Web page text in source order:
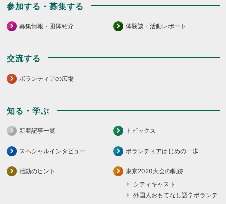
参加する・募集する
募集情報・団体紹介 体験談・活動レポート
交流する
ボランティアの広場
知る・学ぶ
新着記事一覧 トピックス
スペシャルインタビュー ボランティアはじめの一歩
活動のヒント
東京2020大会の軌跡
シティキャスト
外国人おもてなし語学ボランテ